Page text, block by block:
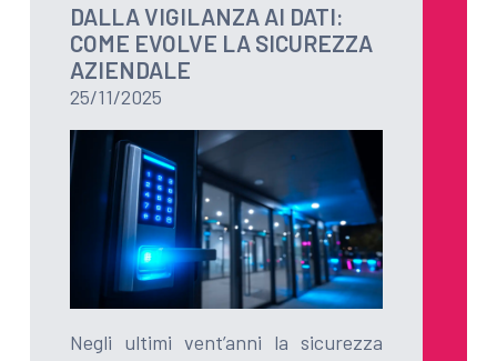
DALLA VIGILANZA AI DATI:
COME EVOLVE LA SICUREZZA
AZIENDALE
25/11/2025
Negli ultimi vent’anni la sicurezza